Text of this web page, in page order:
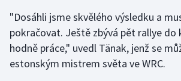
Short track
Sportovní střelba
"Dosáhli jsme skvělého výsledku a
pokračovat. Ještě zbývá pět rallye do
hodně práce," uvedl Tänak, jenž se
estonským mistrem světa ve WRC.